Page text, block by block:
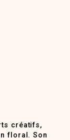
créatifs,
floral. Son